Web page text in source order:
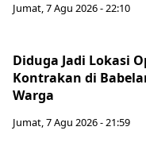
Jumat, 7 Agu 2026 - 22:10
Diduga Jadi Lokasi
Kontrakan di
Warga
Jumat, 7 Agu 2026 - 21:59